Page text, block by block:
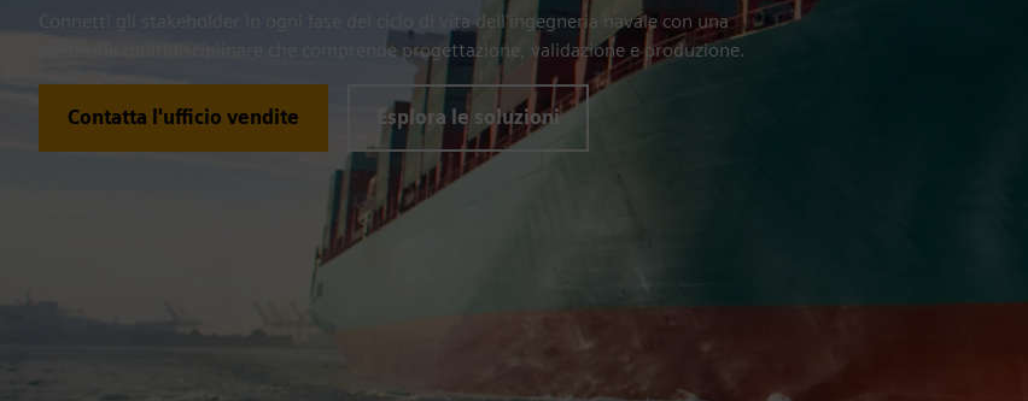
Connetti gli stakeholder in ogni fase del ciclo di vita dell'ingegneria navale con una
soluzione multidisciplinare che comprende progettazione, validazione e produzione.
Contatta l'ufficio vendite Esplora le soluzioni